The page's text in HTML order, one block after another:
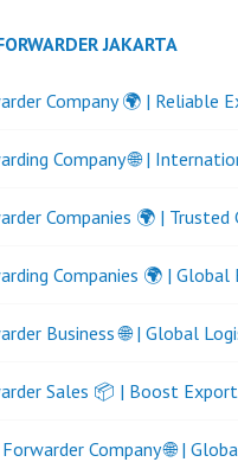
JAKARTA
Company 🌍 | Reliable
Company 🌐 |
Companies 🌍 |
Companies 🌍 |
Business 🌐 | Global
Sales 📦 | Boost
Company 🌐 |